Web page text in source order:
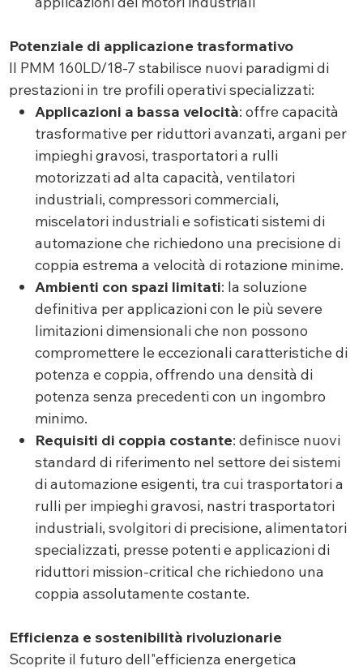
Potenziale di applicazione trasformativo
Il PMM 160LD/18-7 stabilisce nuovi paradigmi di
prestazioni in tre profili operativi specializzati:
Applicazioni a bassa velocità: offre capacità
trasformative per riduttori avanzati, argani per
impieghi gravosi, trasportatori a rulli
motorizzati ad alta capacità, ventilatori
industriali, compressori commerciali,
miscelatori industriali e sofisticati sistemi di
automazione che richiedono una precisione di
coppia estrema a velocità di rotazione minime.
Ambienti con spazi limitati: la soluzione
definitiva per applicazioni con le più severe
limitazioni dimensionali che non possono
compromettere le eccezionali caratteristiche di
potenza e coppia, offrendo una densità di
potenza senza precedenti con un ingombro
minimo.
Requisiti di coppia costante: definisce nuovi
standard di riferimento nel settore dei sistemi
di automazione esigenti, tra cui trasportatori a
rulli per impieghi gravosi, nastri trasportatori
industriali, svolgitori di precisione, alimentatori
specializzati, presse potenti e applicazioni di
riduttori mission-critical che richiedono una
coppia assolutamente costante.
Efficienza e sostenibilità rivoluzionarie
Scoprite il futuro dell"efficienza energetica